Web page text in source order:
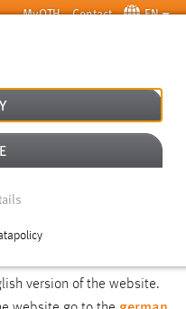
MyOTH Contact EN
version of the website.